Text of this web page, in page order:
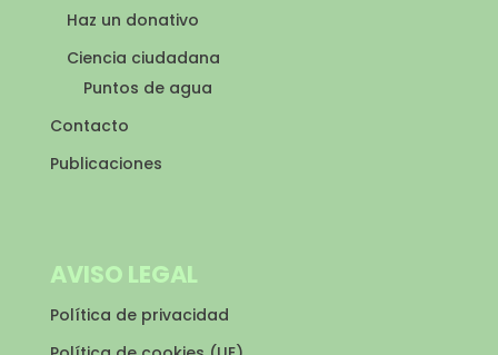
Haz un donativo
Ciencia ciudadana
Puntos de agua
Contacto
Publicaciones
AVISO LEGAL
Política de privacidad